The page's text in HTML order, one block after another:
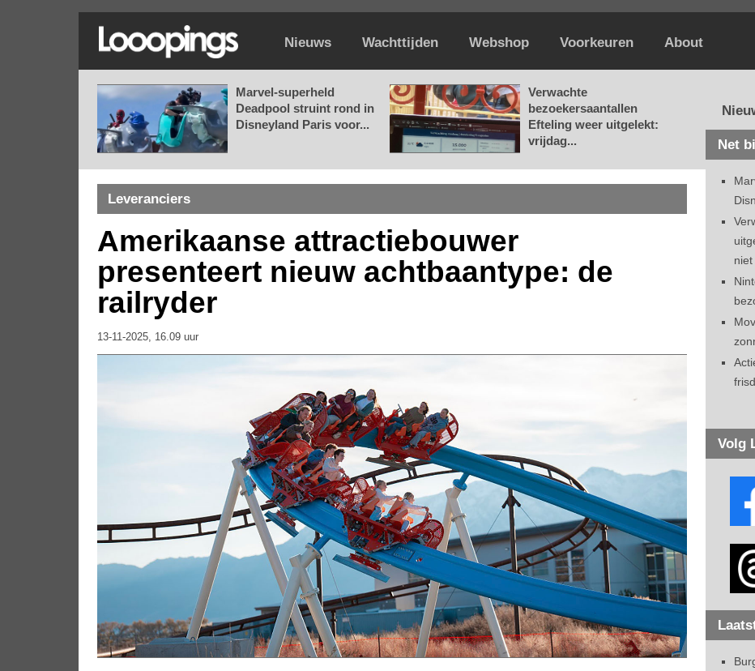
Nieuws Wachttijden Webshop Voorkeuren About
Marvel-superheld
Deadpool struint rond in
Disneyland Paris voor...
Verwachte
bezoekersaantallen
Efteling weer uitgelekt:
vrijdag...
Leveranciers
Amerikaanse attractiebouwer
presenteert nieuw achtbaantype: de
railryder
13-11-2025, 16.09 uur
Net
niet
Volg